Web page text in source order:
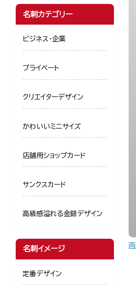
名刺カテゴリー
ビジネス・企業
プライベート
クリエイターデザイン
かわいいミニサイズ
店舗用ショップカード
サンクスカード
高級感溢れる金銀デザイン
名刺イメージ
定番デザイン